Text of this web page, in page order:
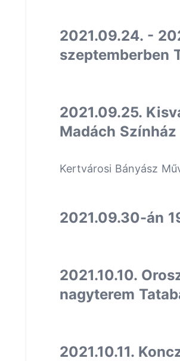
2021.09.24. -
szeptemberben
2021.09.25.
Madách
Kertvárosi Bányász
2021.09.30-án
2021.10.10.
nagyterem
2021.10.11.